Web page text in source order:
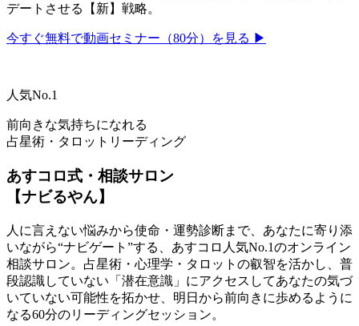
デートさせる【新】戦略。
今すぐ無料で動画セミナー（80分）を見る ▶
人気No.1
前向きな気持ちになれる
占星術・タロットリーディング
あすコロ式・相談サロン
【ナビるやん】
人に言えない悩みから使命・運勢診断まで、あなたに寄り添
いながら“ナビゲート”する、あすコロ人気No.1のオンライン
相談サロン。占星術・心理学・タロットの叡智を活かし、普
段認識していない「潜在意識」にアクセスしてあなたの気づ
いていない可能性を拓かせ、明日から前向きに歩めるように
なる60分のリーディングセッション。